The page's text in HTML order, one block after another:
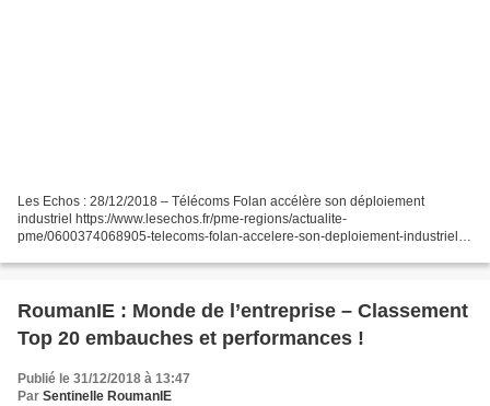
Les Echos : 28/12/2018 – Télécoms Folan accélère son déploiement
industriel https://www.lesechos.fr/pme-regions/actualite-
pme/0600374068905-telecoms-folan-accelere-son-deploiement-industriel-
RoumanIE : Monde de l’entreprise – Classement
Top 20 embauches et performances !
Publié le 31/12/2018 à 13:47
Par Sentinelle RoumanIE